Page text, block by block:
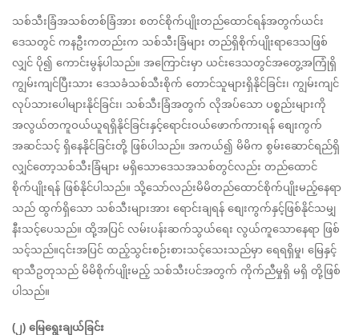
သစ်သီးခြံအသစ်တစ်ခြံအား စတင်စိုက်ပျိုးတည်ထောင်ရန်အတွက်ယင်း
ဒေသတွင် ကနဦးကတည်းက သစ်သီးခြံများ တည်ရှိစိုက်ပျိုးရာဒေသဖြစ်
လျှင် ပို၍ ကောင်းမွန်ပါသည်။ အကြောင်းမှာ ယင်းဒေသတွင်အတွေ့အကြုံရှိ
ကျွမ်းကျင်ပြီးသား ဒေသခံသစ်သီးစိုက် တောင်သူများရှိနိုင်ခြင်း၊ ကျွမ်းကျင်
လုပ်သားပေါများနိုင်ခြင်း၊ သစ်သီးခြံအတွက် လိုအပ်သော ပစ္စည်းများကို
အလွယ်တကူဝယ်ယူရရှိနိုင်ခြင်းနှင့်ရောင်းဝယ်ဖောက်ကားရန် စျေးကွက်
အဆင်သင့် ရှိနေနိုင်ခြင်းတို့ ဖြစ်ပါသည်။ အကယ်၍ မိမိက စွမ်းဆောင်ရည်ရှိ
လျှင်တော့သစ်သီးခြံများ မရှိသောဒေသအသစ်တွင်လည်း တည်ထောင်
စိုက်ပျိုးရန် ဖြစ်နိုင်ပါသည်။ သို့သော်လည်းမိမိတည်ထောင်စိုက်ပျိုးမည့်နေရာ
သည် ထွက်ရှိသော သစ်သီးများအား ရောင်းချရန် စျေးကွက်နှင့်ဖြစ်နိုင်သမျှ
နီးသင့်ပေသည်။ ထို့အပြင် လမ်းပန်းဆက်သွယ်ရေး လွယ်ကူသောနေရာ ဖြစ်
သင့်သည်။၎င်းအပြင် ထည့်သွင်းစဉ်းစားသင့်သေးသည်မှာ ရေရရှိမှု၊ မြေနှင့်
ရာသီဥတုသည် မိမိစိုက်ပျိုးမည့် သစ်သီးပင်အတွက် ကိုက်ညီမှုရှိ မရှိ တို့ဖြစ်
ပါသည်။
(၂) မြေရွေးချယ်ခြင်း